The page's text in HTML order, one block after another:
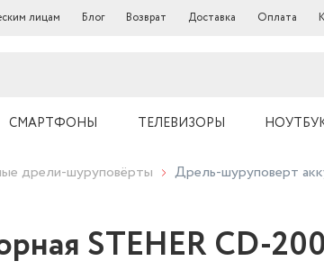
лицам Блог Возврат Доставка Оплата
СМАРТФОНЫ ТЕЛЕВИЗОРЫ
дрели-шуруповёрты Дрель-шуруповерт
STEHER CD-